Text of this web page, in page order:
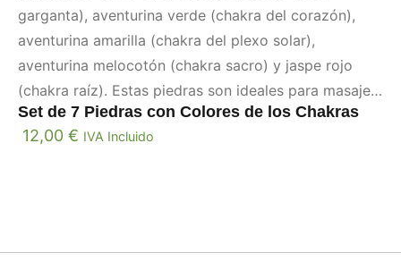
garganta), aventurina verde (chakra del corazón),
aventurina amarilla (chakra del plexo solar),
aventurina melocotón (chakra sacro) y jaspe rojo
(chakra raíz). Estas piedras son ideales para masajes,
permitiendo no solo la relajación, sino también la
alineación y equilibración de los chakras. Además, su
Set de 7 Piedras con Colores de los Chakras
12,00 € IVA Incluido